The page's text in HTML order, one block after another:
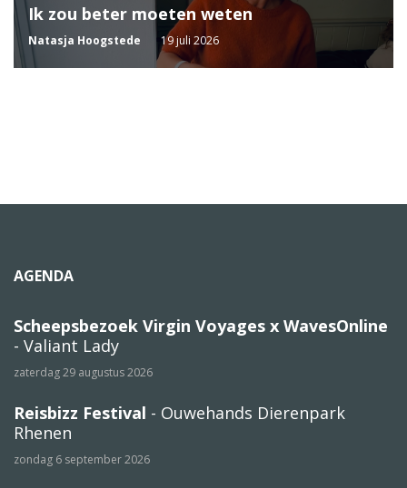
Ik zou beter moeten weten
Natasja Hoogstede 19 juli 2026
AGENDA
Scheepsbezoek Virgin Voyages x WavesOnline
- Valiant Lady
zaterdag 29 augustus 2026
Reisbizz Festival - Ouwehands Dierenpark
Rhenen
zondag 6 september 2026